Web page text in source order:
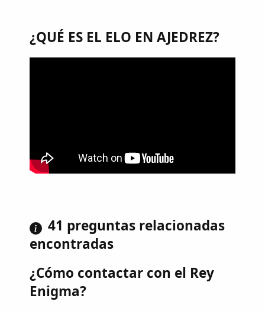
¿QUÉ ES EL ELO EN AJEDREZ?
41 preguntas relacionadas
encontradas
¿Cómo contactar con el Rey
Enigma?